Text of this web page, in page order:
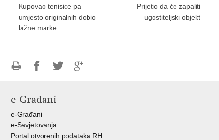
Kupovao tenisice pa
umjesto originalnih dobio
lažne marke
Prijetio da će zapaliti
ugostiteljski objekt
FacebookuTwitteru
e-Građani
e-Građani
e-Savjetovanja
Portal otvorenih podataka RH